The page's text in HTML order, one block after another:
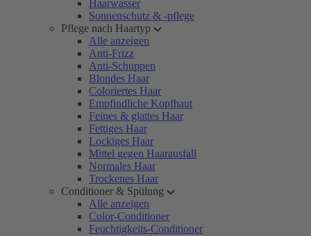
Haarwasser
Sonnenschutz & -pflege
Pflege nach Haartyp
Alle anzeigen
Anti-Frizz
Anti-Schuppen
Blondes Haar
Coloriertes Haar
Empfindliche Kopfhaut
Feines & glattes Haar
Fettiges Haar
Lockiges Haar
Mittel gegen Haarausfall
Normales Haar
Trockenes Haar
Conditioner & Spülung
Alle anzeigen
Color-Conditioner
Feuchtigkeits-Conditioner